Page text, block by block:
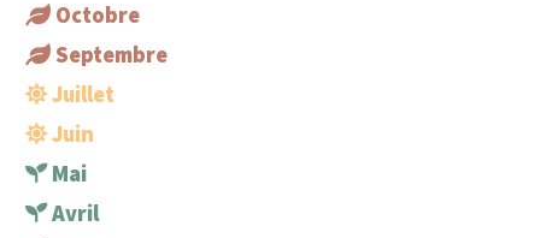
Octobre
Septembre
Juillet
Juin
Mai
Avril